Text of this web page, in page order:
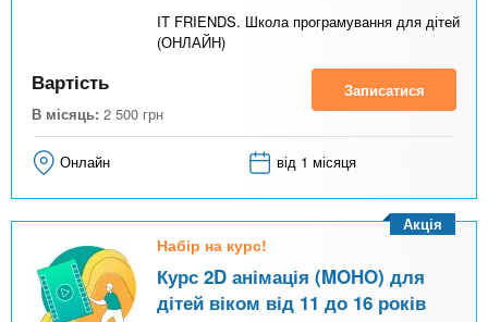
IT FRIENDS. Школа програмування для дітей
(ОНЛАЙН)
Вартість
В місяць: 2 500 грн
Записатися
Онлайн від 1 місяця
Набір на курс!
Курс 2D анімація (MOHO) для
дітей віком від 11 до 16 років
Акція